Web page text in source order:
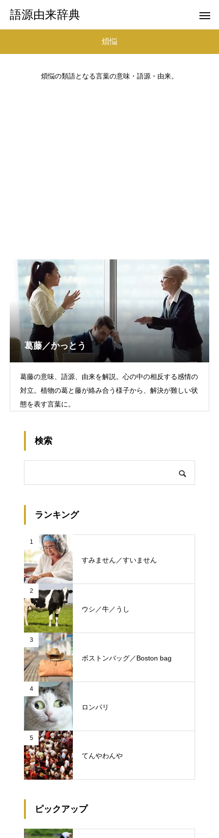
語源由来辞典
煩悩
煩悩の類語となる言葉の意味・語源・由来。
葛藤／かっとう
葛藤の意味、語源、由来を解説。心の中の相反する感情の
対立。植物の葛と藤が絡み合う様子から、解決が難しい状
態を表す言葉に。
検索
ランキング
1
すみません／すいません
2
ウシ／牛／うし
3
ボストンバッグ／Boston bag
4
ロンパリ
5
てんやわんや
ピックアップ